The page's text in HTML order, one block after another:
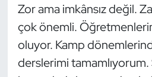
Zor ama imkânsız değil.
çok önemli.
oluyor. Kamp
derslerimi